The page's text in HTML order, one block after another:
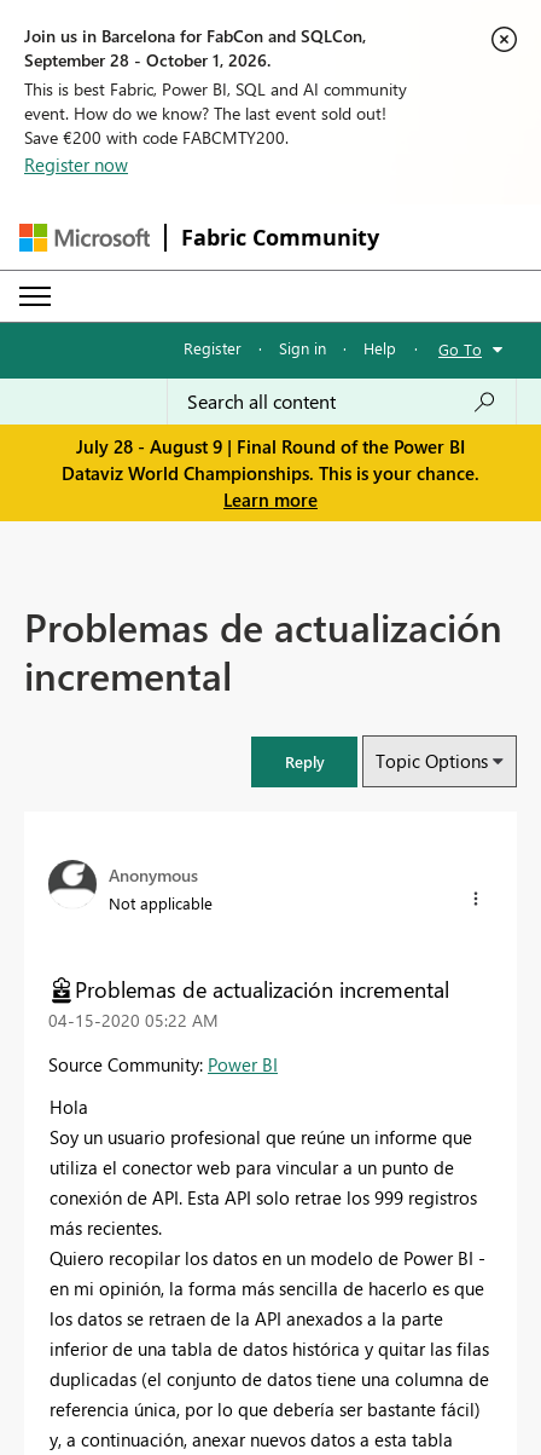
Join us in Barcelona for FabCon and SQLCon,
September 28 - October 1, 2026.
This is best Fabric, Power BI, SQL and AI community
event. How do we know? The last event sold out!
Save €200 with code FABCMTY200.
Register now
Fabric Community
Register · Sign in · Help · Go To
July 28 - August 9 | Final Round of the Power BI
Dataviz World Championships. This is your chance.
Learn more
Problemas de actualización
incremental
Reply Topic Options
Anonymous
Not applicable
Problemas de actualización incremental
‎04-15-2020 05:22 AM
Source Community: Power BI
Hola
Soy un usuario profesional que reúne un informe que
utiliza el conector web para vincular a un punto de
conexión de API. Esta API solo retrae los 999 registros
más recientes.
Quiero recopilar los datos en un modelo de Power BI -
en mi opinión, la forma más sencilla de hacerlo es que
los datos se retraen de la API anexados a la parte
inferior de una tabla de datos histórica y quitar las filas
duplicadas (el conjunto de datos tiene una columna de
referencia única, por lo que debería ser bastante fácil)
y, a continuación, anexar nuevos datos a esta tabla